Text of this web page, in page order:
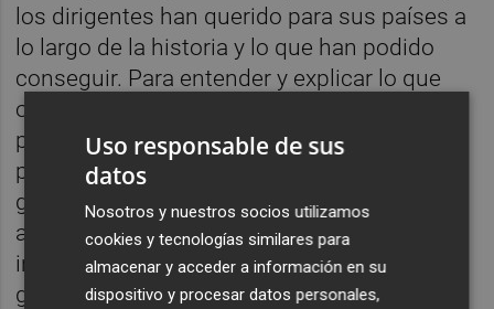
los dirigentes han querido para sus países a
lo largo de la historia y lo que han podido
conseguir. Para entender y explicar lo que
ocurre en el mundo solemos referirnos a
personas, ideas y movimientos políticos;
pero sin los condicionantes que impone la
geografía el resultado de semejante
aproximación sencillamente está
incompleto. Muchos de los accidentes
geográficos del planeta seguirán existiendo
Uso responsable de sus
datos
Nosotros y nuestros socios utilizamos
cookies y tecnologías similares para
almacenar y acceder a información en su
dispositivo y procesar datos personales,